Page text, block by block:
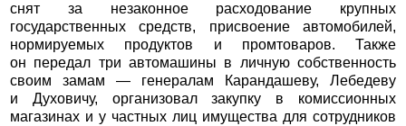
снят за незаконное расходование крупных
государственных средств, присвоение автомобилей,
нормируемых продуктов и промтоваров. Также
он передал три автомашины в личную собственность
своим замам — генералам Карандашеву, Лебедеву
и Духовичу, организовал закупку в комиссионных
магазинах и у частных лиц имущества для сотрудников